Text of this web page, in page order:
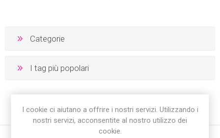
Categorie
I tag più popolari
I cookie ci aiutano a offrire i nostri servizi. Utilizzando i
nostri servizi, acconsentite al nostro utilizzo dei
cookie.